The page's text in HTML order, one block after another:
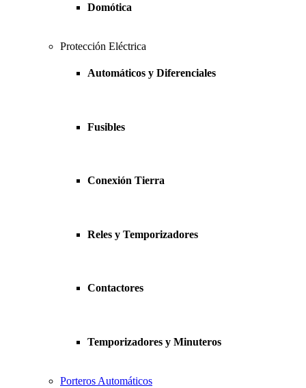
Domótica
Protección Eléctrica
Automáticos y Diferenciales
Fusibles
Conexión Tierra
Reles y Temporizadores
Contactores
Temporizadores y Minuteros
Porteros Automáticos